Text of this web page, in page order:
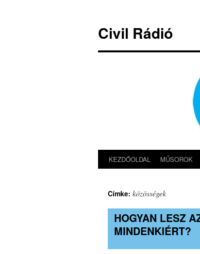
tartalomba
Civil Rádió
KEZDŐOLDAL MŰSOROK
Címke: közösségek
HOGYAN LESZ
MINDENKIÉRT?